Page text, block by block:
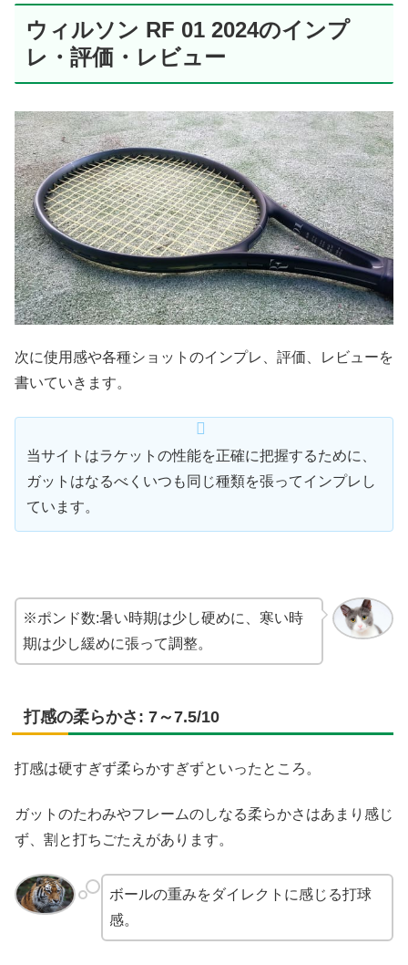
ウィルソン RF 01 2024のインプ
レ・評価・レビュー
次に使用感や各種ショットのインプレ、評価、レビューを
書いていきます。
当サイトはラケットの性能を正確に把握するために、
ガットはなるべくいつも同じ種類を張ってインプレし
ています。
※ポンド数:暑い時期は少し硬めに、寒い時
期は少し緩めに張って調整。
打感の柔らかさ: 7～7.5/10
打感は硬すぎず柔らかすぎずといったところ。
ガットのたわみやフレームのしなる柔らかさはあまり感じ
ず、割と打ちごたえがあります。
ボールの重みをダイレクトに感じる打球
感。